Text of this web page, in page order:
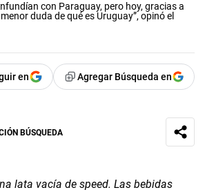
con Paraguay, pero hoy, gracias a
duda de qué es Uruguay”, opinó el
en Agregar Búsqueda en
BÚSQUEDA
lata vacía de speed. Las bebidas